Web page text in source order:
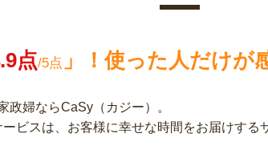
点/5点 」！使った人だけが
政婦ならCaSy（カジー）。
ビスは、お客様に幸せな時間をお届けす